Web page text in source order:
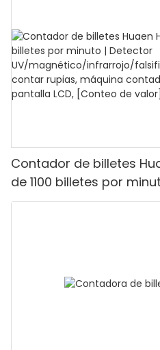
restaurantes.
Contador de billetes
de 1100 billetes por
UV/magnético/